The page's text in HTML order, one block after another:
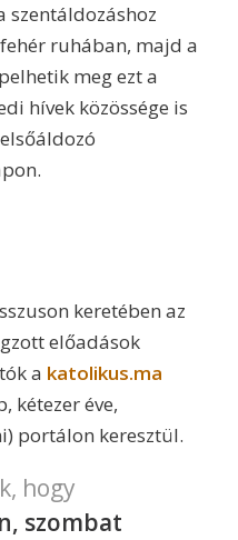
szentáldozáshoz
ruhában, majd a
meg ezt a
hívek közössége is
keretében az
előadások
a katolikus.ma
kétezer éve,
portálon keresztül.
hogy
szombat